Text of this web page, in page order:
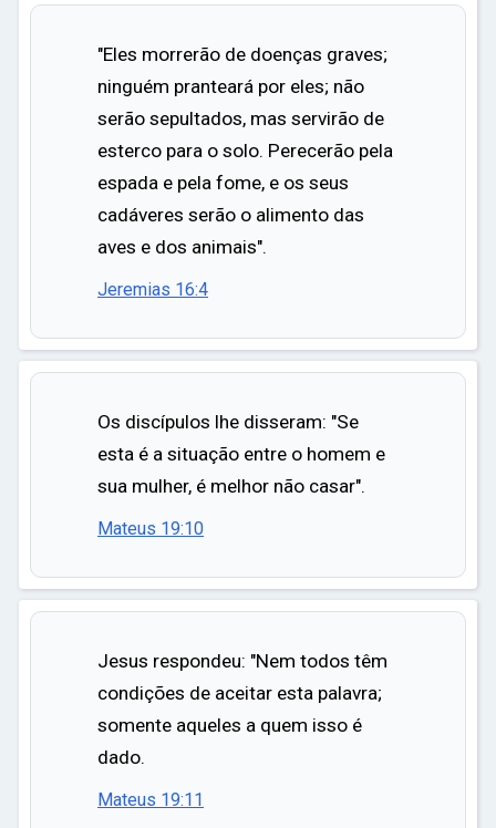
"Eles morrerão de doenças graves;
ninguém pranteará por eles; não
serão sepultados, mas servirão de
esterco para o solo. Perecerão pela
espada e pela fome, e os seus
cadáveres serão o alimento das
aves e dos animais".
Jeremias 16:4
Os discípulos lhe disseram: "Se
esta é a situação entre o homem e
sua mulher, é melhor não casar".
Mateus 19:10
Jesus respondeu: "Nem todos têm
condições de aceitar esta palavra;
somente aqueles a quem isso é
dado.
Mateus 19:11